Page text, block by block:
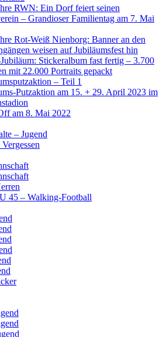
RWN: Ein Dorf feiert seinen
– Grandioser Familientag am 7. Mai
Rot-Weiß Nienborg: Banner an den
weisen auf Jubiläumsfest hin
Stickeralbum fast fertig – 3.700
mit 22.000 Portraits gepackt
– Teil 1
Putzaktion am 15. + 29. April 2023 im
am 8. Mai 2022
– Jugend
U 45 – Walking-Football